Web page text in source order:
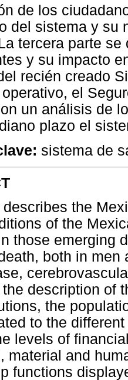
de los
del sistema y su
tercera parte
y su impacto
recién creado
el
un análisis de
plazo el
sistema de
the
of the
those emerging
both in
description of
the
to the
levels of
material and
functions